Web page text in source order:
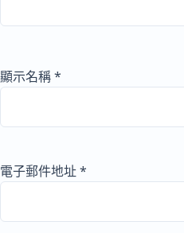
顯示名稱*
電子郵件地址*